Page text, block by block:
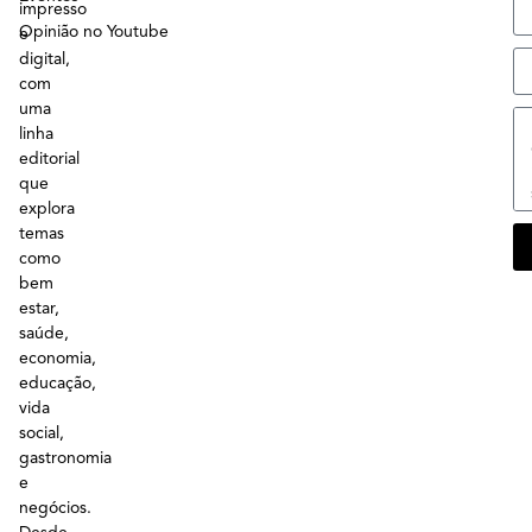
impresso
e
digital,
com
uma
linha
editorial
que
explora
temas
como
bem
estar,
saúde,
economia,
educação,
vida
social,
gastronomia
e
negócios.
Opinião no Youtube